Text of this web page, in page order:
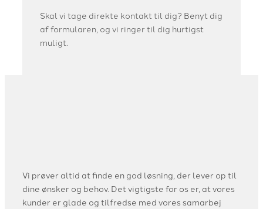
Skal vi tage direkte kontakt til dig? Benyt dig
af formularen, og vi ringer til dig hurtigst
muligt.
Vi prøver altid at finde en god løsning, der lever op til
dine ønsker og behov. Det vigtigste for os er, at vores
kunder er glade og tilfredse med vores samarbej